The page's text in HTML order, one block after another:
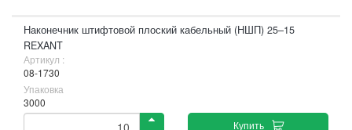
Наконечник штифтовой плоский кабельный (НШП) 25–15
REXANT
Артикул :
08-1730
Упаковка
3000
Купить